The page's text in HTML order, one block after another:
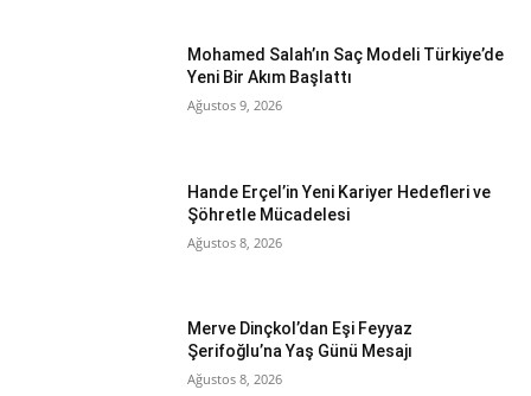
Mohamed Salah’ın Saç Modeli Türkiye’de
Yeni Bir Akım Başlattı
Ağustos 9, 2026
Hande Erçel’in Yeni Kariyer Hedefleri ve
Şöhretle Mücadelesi
Ağustos 8, 2026
Merve Dinçkol’dan Eşi Feyyaz
Şerifoğlu’na Yaş Günü Mesajı
Ağustos 8, 2026